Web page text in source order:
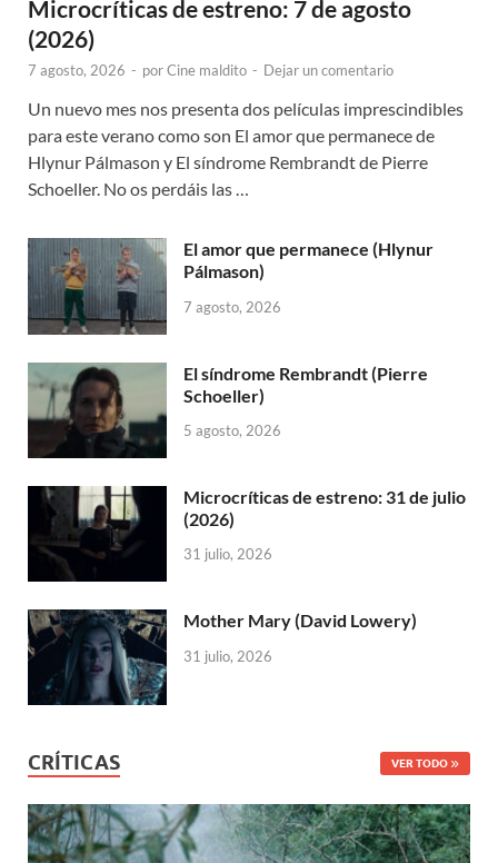
Microcríticas de estreno: 7 de agosto
(2026)
7 agosto, 2026 - porCine maldito - Dejar un comentario
Un nuevo mes nos presenta dos películas imprescindibles
para este verano como son El amor que permanece de
Hlynur Pálmason y El síndrome Rembrandt de Pierre
Schoeller. No os perdáis las …
El amor que permanece (Hlynur
Pálmason)
7 agosto, 2026
El síndrome Rembrandt (Pierre
Schoeller)
5 agosto, 2026
Microcríticas de estreno: 31 de julio
(2026)
31 julio, 2026
Mother Mary (David Lowery)
31 julio, 2026
CRÍTICAS VER TODO